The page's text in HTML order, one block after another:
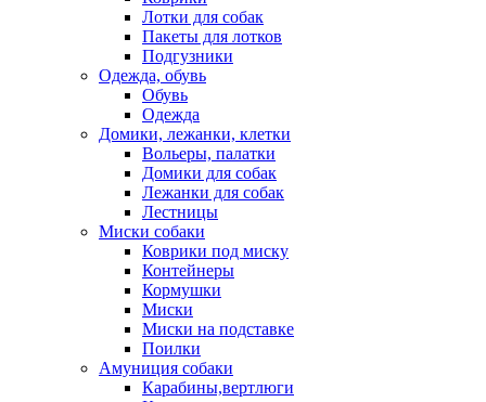
Лотки для собак
Пакеты для лотков
Подгузники
Одежда, обувь
Обувь
Одежда
Домики, лежанки, клетки
Вольеры, палатки
Домики для собак
Лежанки для собак
Лестницы
Миски собаки
Коврики под миску
Контейнеры
Кормушки
Миски
Миски на подставке
Поилки
Амуниция собаки
Карабины,вертлюги